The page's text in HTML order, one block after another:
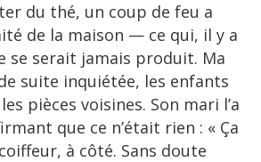
du thé, un coup de feu a
de la maison — ce qui, il y a
se serait jamais produit. Ma
suite inquiétée, les enfants
pièces voisines. Son mari l’a
que ce n’était rien : « Ça
à côté. Sans doute